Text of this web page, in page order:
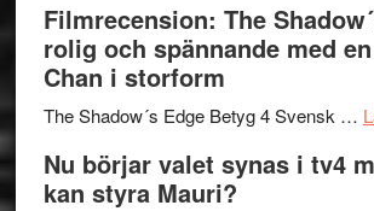
Filmrecension: The
rolig och spännande med
Chan i storform
The Shadow´s Edge Betyg 4 Svensk …
Nu börjar valet synas i tv4
kan styra Mauri?